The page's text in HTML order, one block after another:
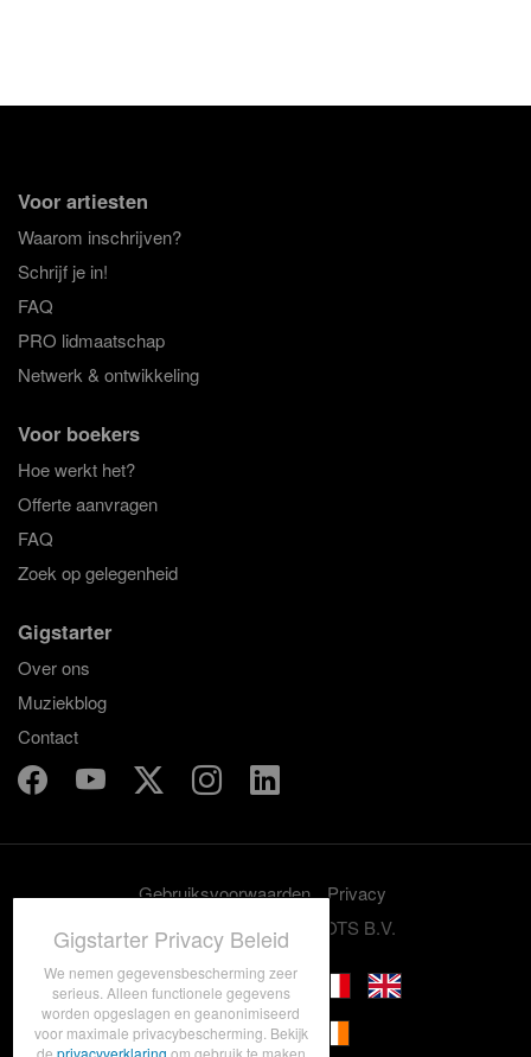
Voor artiesten
Waarom inschrijven?
Schrijf je in!
FAQ
PRO lidmaatschap
Netwerk & ontwikkeling
Voor boekers
Hoe werkt het?
Offerte aanvragen
FAQ
Zoek op gelegenheid
Gigstarter
Over ons
Muziekblog
Contact
Gebruiksvoorwaarden
Privacy
© 2012-2026 GRASSROOTS B.V.
Gigstarter Privacy Beleid
We nemen gegevensbescherming zeer
serieus. Alleen functionele gegevens
worden opgeslagen en geanonimiseerd
voor maximale privacybescherming. Bekijk
de privacyverklaring om gebruik te maken